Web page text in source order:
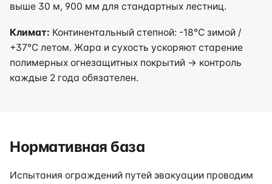
выше 30 м, 900 мм для стандартных лестниц.
Климат: Континентальный степной: -18°C зимой /
+37°C летом. Жара и сухость ускоряют старение
полимерных огнезащитных покрытий → контроль
каждые 2 года обязателен.
Нормативная база
Испытания ограждений путей эвакуации проводим